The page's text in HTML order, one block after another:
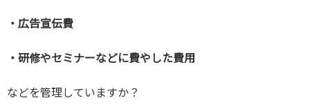
・広告宣伝費
・研修やセミナーなどに費やした費用
などを管理していますか？